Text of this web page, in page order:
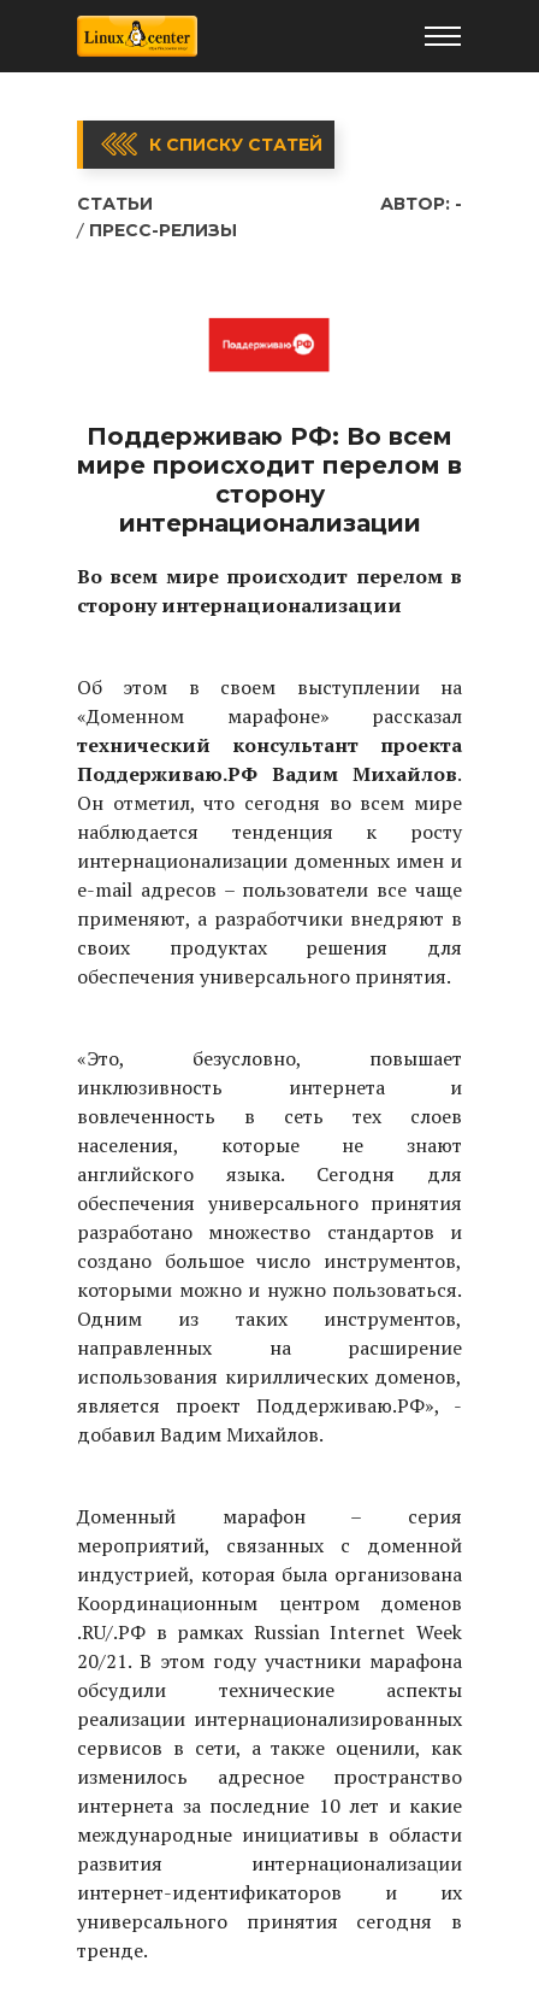
К СПИСКУ СТАТЕЙ
СТАТЬИ
ПРЕСС-РЕЛИЗЫ
АВТОР: -
Поддерживаю РФ: Во всем
мире происходит перелом в
сторону
интернационализации
Во всем мире происходит перелом в
сторону интернационализации
Об этом в своем выступлении на
«Доменном марафоне» рассказал
технический консультант проекта
Поддерживаю.РФ Вадим Михайлов.
Он отметил, что сегодня во всем мире
наблюдается тенденция к росту
интернационализации доменных имен и
e-mail адресов – пользователи все чаще
применяют, а разработчики внедряют в
своих продуктах решения для
обеспечения универсального принятия.
«Это, безусловно, повышает
инклюзивность интернета и
вовлеченность в сеть тех слоев
населения, которые не знают
английского языка. Сегодня для
обеспечения универсального принятия
разработано множество стандартов и
создано большое число инструментов,
которыми можно и нужно пользоваться.
Одним из таких инструментов,
направленных на расширение
использования кириллических доменов,
является проект Поддерживаю.РФ», -
добавил Вадим Михайлов.
Доменный марафон – серия
мероприятий, связанных с доменной
индустрией, которая была организована
Координационным центром доменов
.RU/.РФ в рамках Russian Internet Week
20/21. В этом году участники марафона
обсудили технические аспекты
реализации интернационализированных
сервисов в сети, а также оценили, как
изменилось адресное пространство
интернета за последние 10 лет и какие
международные инициативы в области
развития интернационализации
интернет-идентификаторов и их
универсального принятия сегодня в
тренде.